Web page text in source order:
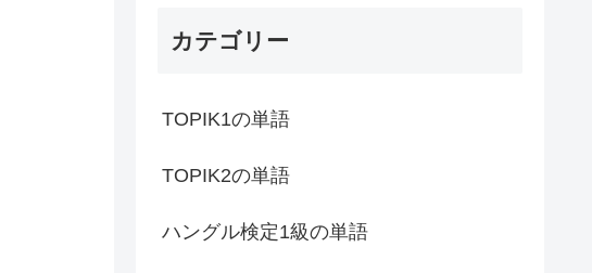
カテゴリー
TOPIK1の単語
TOPIK2の単語
ハングル検定1級の単語